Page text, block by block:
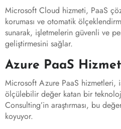
Microsoft Cloud hizmeti, PaaS
koruması ve otomatik
sunarak, işletmelerin güvenli ve
geliştirmesini sağlar.
Azure PaaS
Microsoft Azure PaaS hizmetleri,
ölçülebilir değer katan bir
Consulting’in araştırması, bu
koyuyor.